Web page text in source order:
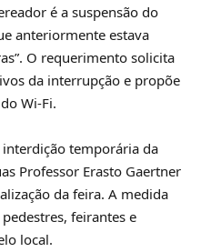
é a suspensão do
anteriormente estava
O requerimento solicita
da interrupção e propõe
Wi-Fi.
temporária da
Professor Erasto Gaertner
da feira. A medida
feirantes e
local.